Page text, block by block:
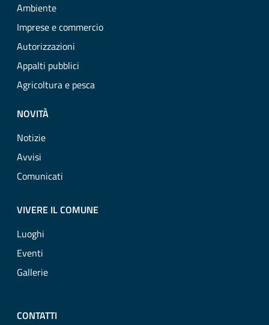
Ambiente
Imprese e commercio
Autorizzazioni
Appalti pubblici
Agricoltura e pesca
NOVITÀ
Notizie
Avvisi
Comunicati
VIVERE IL COMUNE
Luoghi
Eventi
Gallerie
CONTATTI